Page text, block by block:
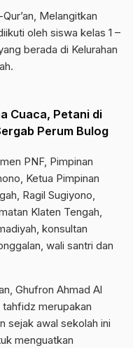
Melangitkan
oleh siswa kelas 1 –
berada di Kelurahan
Cuaca, Petani di
Perum Bulog
PNF, Pimpinan
Ketua Pimpinan
Ragil Sugiyono,
Klaten Tengah,
konsultan
wali santri dan
Ghufron Ahmad Al
merupakan
sejak awal sekolah ini
menguatkan